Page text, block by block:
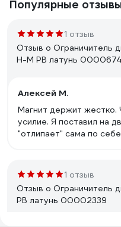
Популярные
1 отзыв
Отзыв о Ограничитель
H-М PB латунь
Алексей М.
Магнит держит жестко.
усилие. Я поставил на
"отлипает" сама по
ограничитель с
качественным. Все
держали "на отрыв".
не пожалел. Установил
1 отзыв
Отзыв о Ограничитель
РВ латунь 00002339